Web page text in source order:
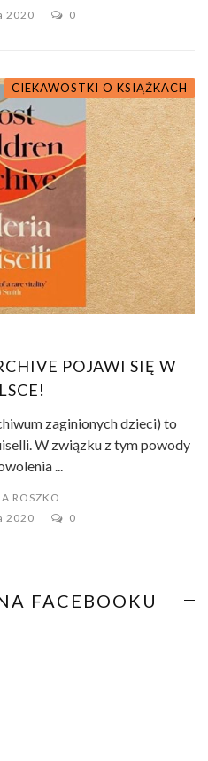
2020
0
CIEKAWOSTKI O KSIĄŻKACH
POJAWI SIĘ W
zaginionych dzieci) to
W związku z tym powody
...
ROSZKO
2020
0
FACEBOOKU